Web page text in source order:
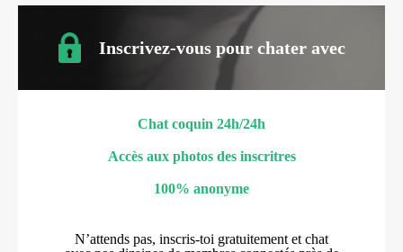
Inscrivez-vous pour chater avec
Chat coquin 24h/24h
Accès aux photos des inscritres
100% anonyme
N’attends pas, inscris-toi gratuitement et chat